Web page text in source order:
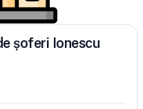
șoferi Ionescu